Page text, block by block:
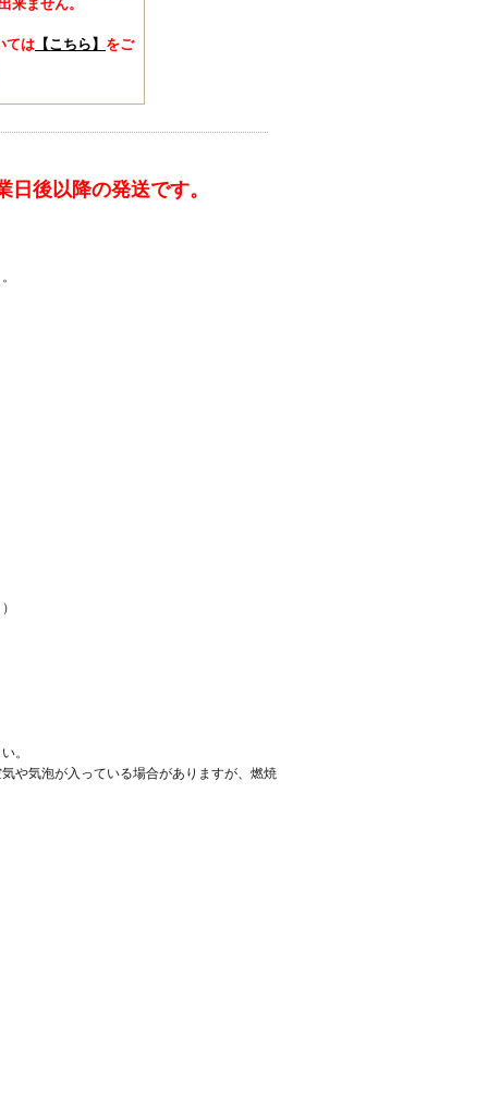
来ません。
ては 【こちら】 をご
日後以降の発送です。
。
や気泡が入っている場合がありますが、燃焼